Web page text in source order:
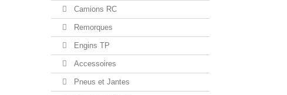
Camions RC
Remorques
Engins TP
Accessoires
Pneus et Jantes